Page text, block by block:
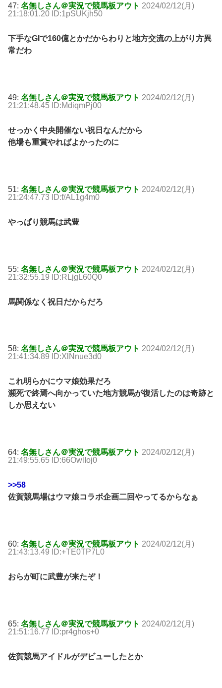
47: 名無しさん＠実況で競馬板アウト 2024/02/12(月)
21:18:01.20 ID:1pSUKjh50
下手なGIで160億とかだからわりと地方交流の上がり方異
常だわ
49: 名無しさん＠実況で競馬板アウト 2024/02/12(月)
21:21:48.45 ID:MdiqmPj00
せっかく中央開催ない祝日なんだから
他場も重賞やればよかったのに
51: 名無しさん＠実況で競馬板アウト 2024/02/12(月)
21:24:47.73 ID:f/AL1g4m0
やっぱり競馬は武豊
55: 名無しさん＠実況で競馬板アウト 2024/02/12(月)
21:32:55.19 ID:RLjgL60Q0
馬関係なく祝日だからだろ
58: 名無しさん＠実況で競馬板アウト 2024/02/12(月)
21:41:34.89 ID:XlNnue3d0
これ明らかにウマ娘効果だろ
瀕死で終焉へ向かっていた地方競馬が復活したのは奇跡と
しか思えない
64: 名無しさん＠実況で競馬板アウト 2024/02/12(月)
21:49:55.65 ID:66OwlIoj0
>>58
佐賀競馬場はウマ娘コラボ企画二回やってるからなぁ
60: 名無しさん＠実況で競馬板アウト 2024/02/12(月)
21:43:13.49 ID:+TE0TP7L0
おらが町に武豊が来たぞ！
65: 名無しさん＠実況で競馬板アウト 2024/02/12(月)
21:51:16.77 ID:pr4ghos+0
佐賀競馬アイドルがデビューしたとか